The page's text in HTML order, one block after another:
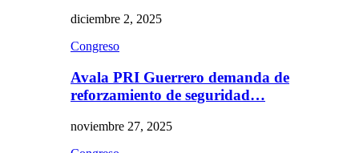
diciembre 2, 2025
Congreso
Avala PRI Guerrero demanda de
reforzamiento de seguridad…
noviembre 27, 2025